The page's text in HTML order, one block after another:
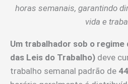
horas semanais, garantindo
vida e
Um trabalhador sob o regime
das Leis do Trabalho) deve
trabalho semanal padrão de